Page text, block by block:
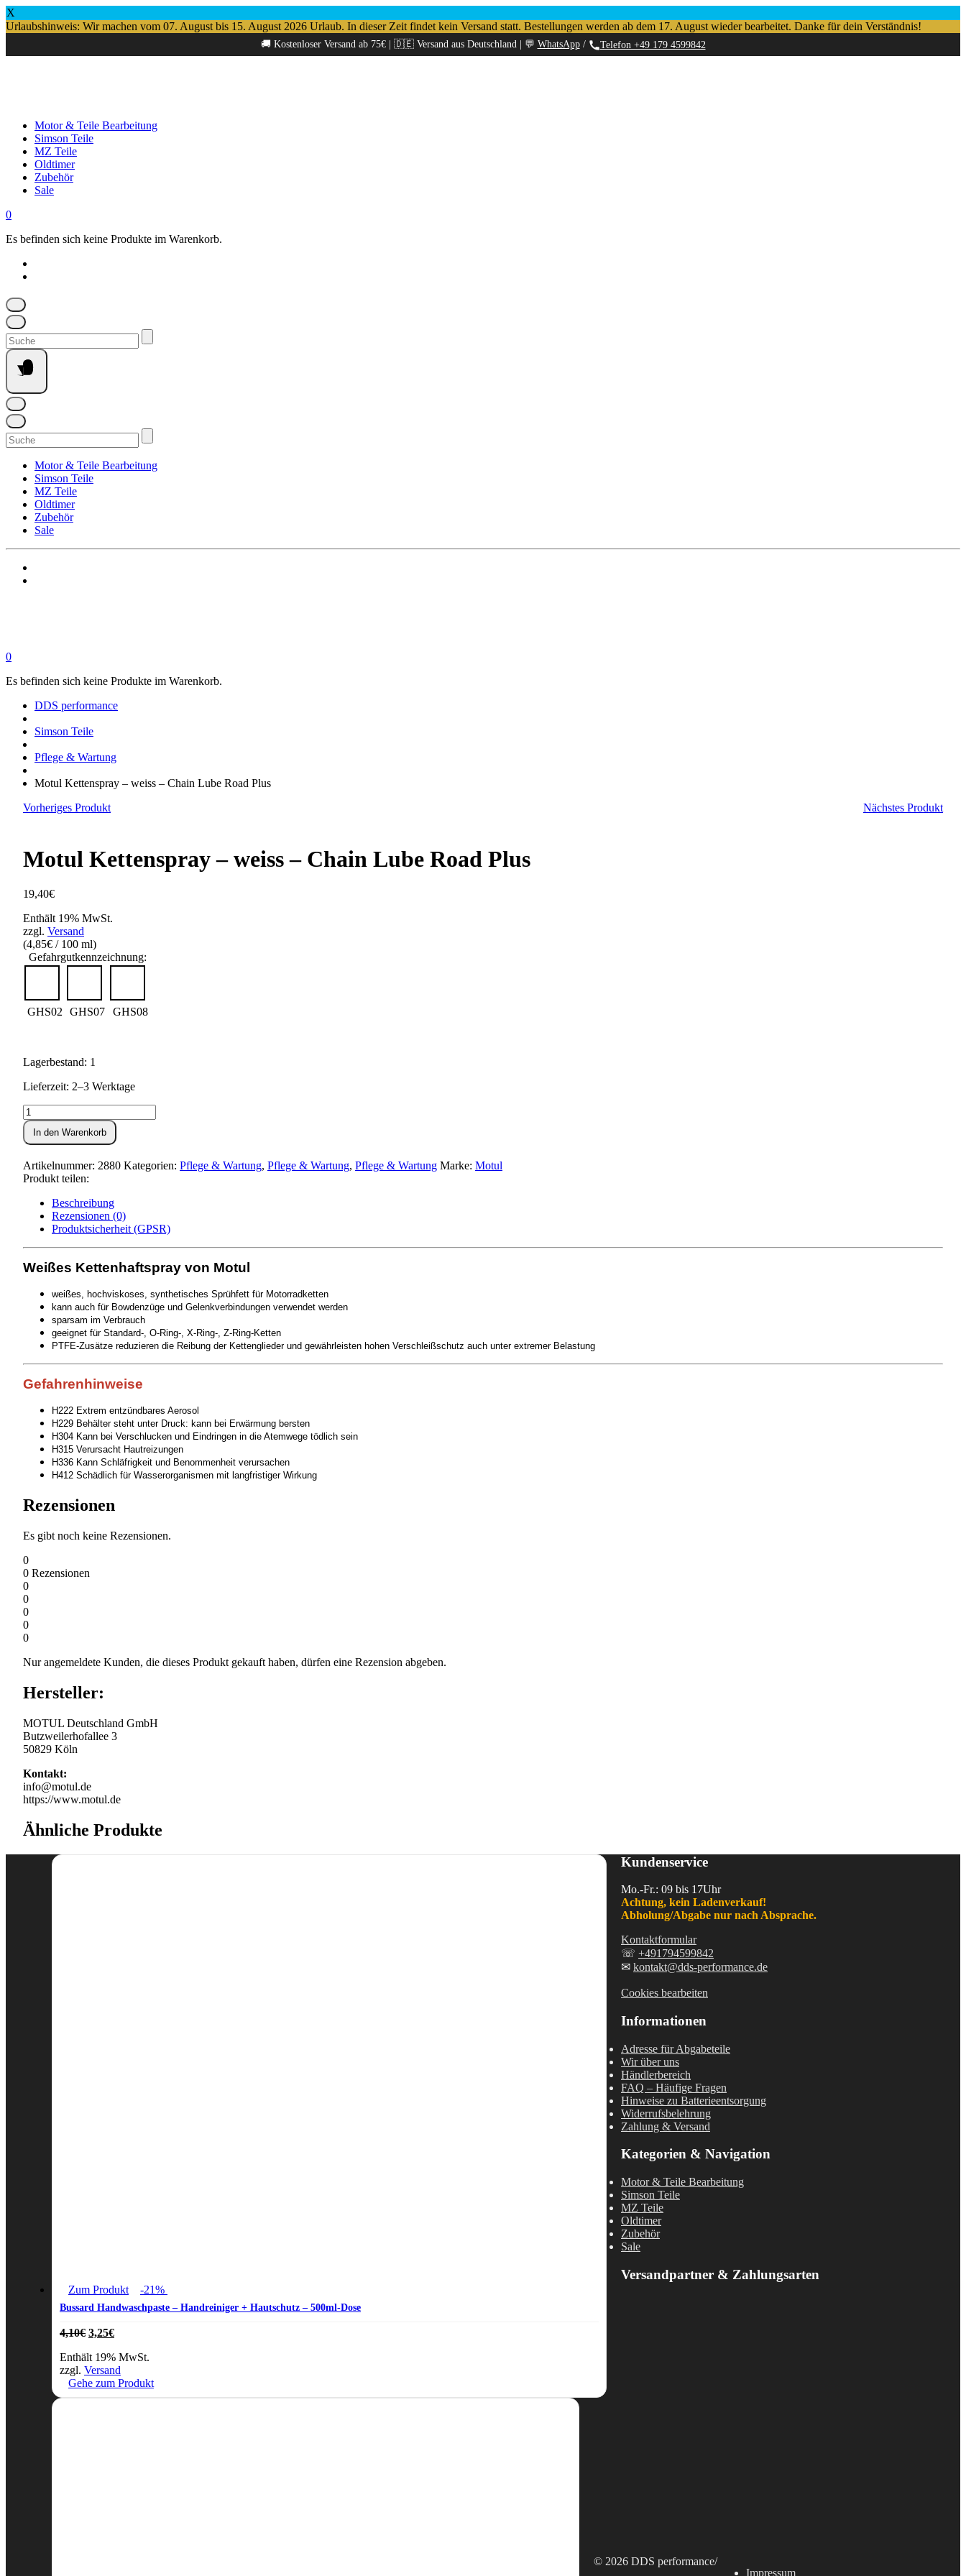
X
Urlaubshinweis: Wir machen vom 07. August bis 15. August 2026 Urlaub. In dieser Zeit findet kein Versand statt. Bestellungen werden ab dem 17. August wieder bearbeitet. Danke für dein Verständnis!
🚚 Kostenloser Versand ab 75€ | 🇩🇪 Versand aus Deutschland | 💬 WhatsApp/ Telefon +49 179 4599842
Motor & Teile Bearbeitung
Simson Teile
MZ Teile
Oldtimer
Zubehör
Sale
0
Es befinden sich keine Produkte im Warenkorb.
Suchen
nach:
Suchen
nach:
Motor & Teile Bearbeitung
Simson Teile
MZ Teile
Oldtimer
Zubehör
Sale
0
Es befinden sich keine Produkte im Warenkorb.
DDS performance
Simson Teile
Pflege & Wartung
Motul Kettenspray – weiss – Chain Lube Road Plus
Vorheriges Produkt
Nächstes Produkt
Motul Kettenspray – weiss – Chain Lube Road Plus
19,40€
Enthält 19% MwSt.
zzgl. Versand
(4,85€ / 100 ml)
Gefahrgutkennzeichnung:
GHS02 GHS07 GHS08
Lagerbestand: 1
Lieferzeit: 2–3 Werktage
Motul
Kettenspray
-
weiss
-
Chain
Road
Plus
Menge
In den Warenkorb
Artikelnummer: 2880 Kategorien: Pflege & Wartung, Pflege & Wartung, Pflege & Wartung Marke: Motul
Produkt teilen:
Beschreibung
Rezensionen (0)
Produktsicherheit (GPSR)
Weißes Kettenhaftspray von Motul
weißes, hochviskoses, synthetisches Sprühfett für Motorradketten
kann auch für Bowdenzüge und Gelenkverbindungen verwendet werden
sparsam im Verbrauch
geeignet für Standard-, O-Ring-, X-Ring-, Z-Ring-Ketten
PTFE-Zusätze reduzieren die Reibung der Kettenglieder und gewährleisten hohen Verschleißschutz auch unter extremer Belastung
Gefahrenhinweise
H222 Extrem entzündbares Aerosol
H229 Behälter steht unter Druck: kann bei Erwärmung bersten
H304 Kann bei Verschlucken und Eindringen in die Atemwege tödlich sein
H315 Verursacht Hautreizungen
H336 Kann Schläfrigkeit und Benommenheit verursachen
H412 Schädlich für Wasserorganismen mit langfristiger Wirkung
Rezensionen
Es gibt noch keine Rezensionen.
0
0 Rezensionen
0
0
0
0
0
Nur angemeldete Kunden, die dieses Produkt gekauft haben, dürfen eine Rezension abgeben.
Hersteller:
MOTUL Deutschland GmbH
Butzweilerhofallee 3
50829 Köln
Kontakt:
info@motul.de
https://www.motul.de
Ähnliche Produkte
Zum Produkt -21%
Bussard Handwaschpaste – Handreiniger + Hautschutz – 500ml-Dose
4,10€ Ursprünglicher
war:
4,10€
3,25€Aktueller
ist:
3,25€.
Enthält 19% MwSt.
zzgl. Versand
Gehe zum Produkt
Kundenservice
Mo.-Fr.: 09 bis 17Uhr
Achtung, kein Ladenverkauf!
Abholung/Abgabe nur nach Absprache.
Kontaktformular
☏ +491794599842
✉ kontakt@dds-performance.de
Cookies bearbeiten
Informationen
Adresse für Abgabeteile
Wir über uns
Händlerbereich
FAQ – Häufige Fragen
Hinweise zu Batterieentsorgung
Widerrufsbelehrung
Zahlung & Versand
Kategorien & Navigation
Motor & Teile Bearbeitung
Simson Teile
MZ Teile
Oldtimer
Zubehör
Sale
Versandpartner & Zahlungsarten
© 2026 DDS performance/
Impressum